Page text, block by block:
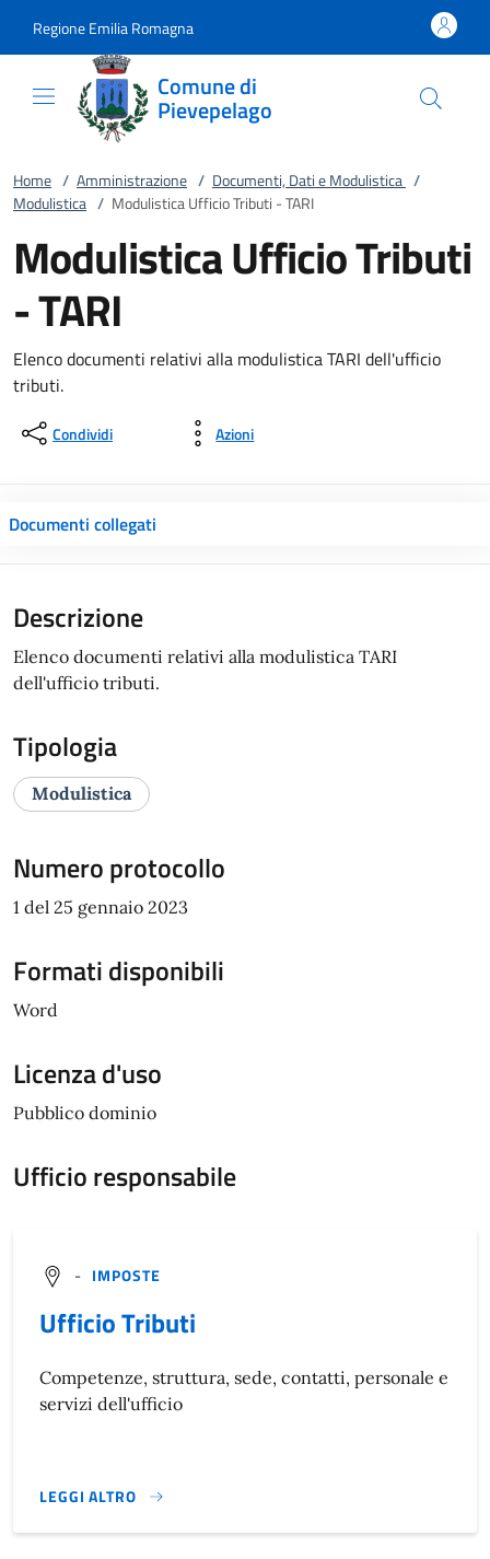
Regione Emilia Romagna
Comune di
Pievepelago
Home / Amministrazione / Documenti, Dati e Modulistica /
Modulistica / Modulistica Ufficio Tributi - TARI
Modulistica Ufficio Tributi
- TARI
Elenco documenti relativi alla modulistica TARI dell'ufficio
tributi.
Condividi Azioni
Documenti collegati
Descrizione
Elenco documenti relativi alla modulistica TARI
dell'ufficio tributi.
Tipologia
Modulistica
Numero protocollo
1 del 25 gennaio 2023
Formati disponibili
Word
Licenza d'uso
Pubblico dominio
Ufficio responsabile
- IMPOSTE
Ufficio Tributi
Competenze, struttura, sede, contatti, personale e
servizi dell'ufficio
LEGGI ALTRO
}